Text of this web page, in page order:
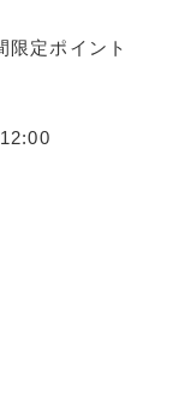
限定ポイント